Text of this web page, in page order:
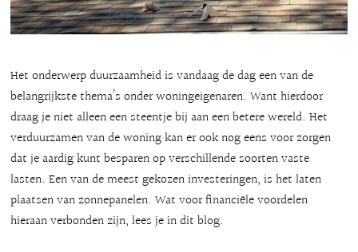
Het onderwerp duurzaamheid is vandaag de dag een van de
belangrijkste thema’s onder woningeigenaren. Want hierdoor
draag je niet alleen een steentje bij aan een betere wereld. Het
verduurzamen van de woning kan er ook nog eens voor zorgen
dat je aardig kunt besparen op verschillende soorten vaste
lasten. Een van de meest gekozen investeringen, is het laten
plaatsen van zonnepanelen. Wat voor financiële voordelen
hieraan verbonden zijn, lees je in dit blog.